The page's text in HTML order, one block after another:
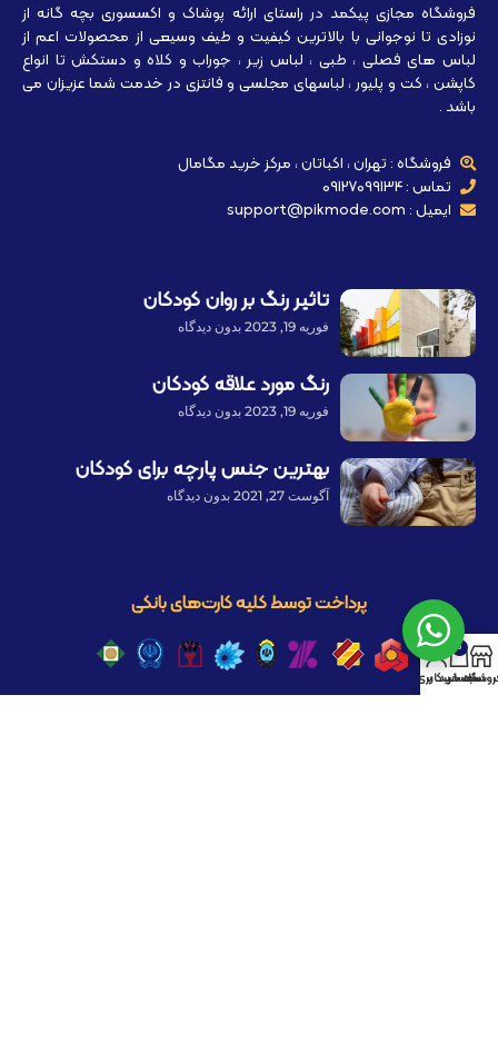
فروشگاه مجازی پیکمد در راستای ارائه پوشاک و اکسسوری بچه گانه از
نوزادی تا نوجوانی با بالاترین کیفیت و طیف وسیعی از محصولات اعم از
لباس های فصلی ، طبی ، لباس زیر ، جوراب و کلاه و دستکش تا انواع
کاپشن ، کت و پلیور ، لباسهای مجلسی و فانتزی در خدمت شما عزیزان می
باشد .
فروشگاه : تهران ، اکباتان ، مرکز خرید مگامال
تماس : 09127099134
ایمیل : support@pikmode.com
تاثیر رنگ بر روان کودکان
فوریه 19, 2023 بدون دیدگاه
رنگ مورد علاقه کودکان
فوریه 19, 2023 بدون دیدگاه
بهترین جنس پارچه برای کودکان
آگوست 27, 2021 بدون دیدگاه
پرداخت توسط کلیه کارت‌های بانکی
0
سبد خرید
حساب کاربری من